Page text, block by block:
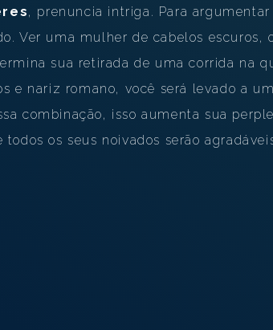
INTERPRETAÇÃO PESSOAL DOS
SOBRE NÓS
POLÍTICA DE
TERMOS DE USO
, prenuncia intriga. Para
Ver uma mulher de cabelos escuros,
sua retirada de uma corrida na
e nariz romano, você será levado a
combinação, isso aumenta sua
todos os seus noivados serão